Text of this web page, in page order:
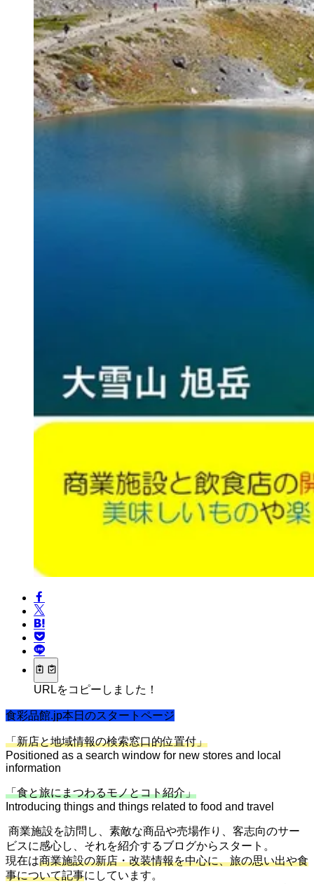
URLをコピーしました！
食彩品館.jp本日のスタートページ
「新店と地域情報の検索窓口的位置付」
Positioned as a search window for new stores and local
information
「食と旅にまつわるモノとコト紹介」
Introducing things and things related to food and travel
商業施設を訪問し、素敵な商品や売場作り、客志向のサー
ビスに感心し、それを紹介するブログからスタート。
現在は商業施設の新店・改装情報を中心に、旅の思い出や食
事について記事にしています。